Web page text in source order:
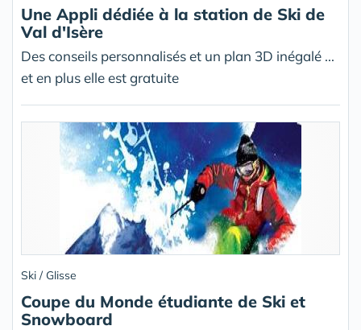
Une Appli dédiée à la station de Ski de
Val d'Isère
Des conseils personnalisés et un plan 3D inégalé ...
et en plus elle est gratuite
Ski / Glisse
Coupe du Monde étudiante de Ski et
Snowboard